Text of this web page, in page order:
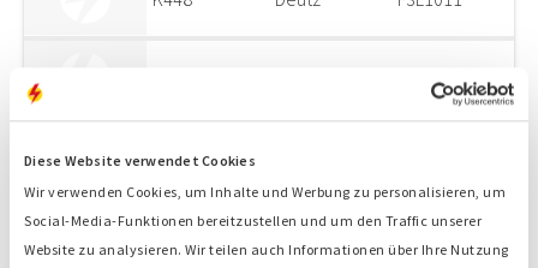
Diese Website verwendet Cookies
Wir verwenden Cookies, um Inhalte und Werbung zu personalisieren, um
Social-Media-Funktionen bereitzustellen und um den Traffic unserer
Website zu analysieren. Wir teilen auch Informationen über Ihre Nutzung
F3L1011
K443